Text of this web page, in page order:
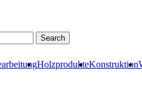
Search
HolzprodukteKonstruktion